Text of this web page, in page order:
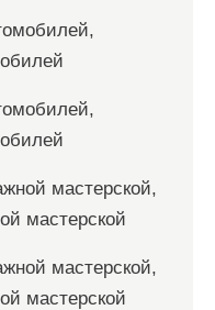
мастерской,
мастерской
мастерской,
мастерской